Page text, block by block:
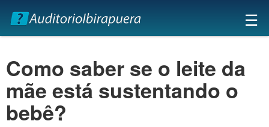
×
☰
Como saber se o leite da
mãe está sustentando o
bebê?